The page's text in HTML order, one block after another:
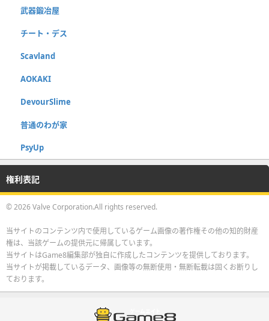
武器鍛冶屋
チート・デス
Scavland
AOKAKI
DevourSlime
普通のわが家
PsyUp
権利表記
© 2026 Valve Corporation.All rights reserved.
当サイトのコンテンツ内で使用しているゲーム画像の著作権その他の知的財産
権は、当該ゲームの提供元に帰属しています。
当サイトはGame8編集部が独自に作成したコンテンツを提供しております。
当サイトが掲載しているデータ、画像等の無断使用・無断転載は固くお断りし
ております。